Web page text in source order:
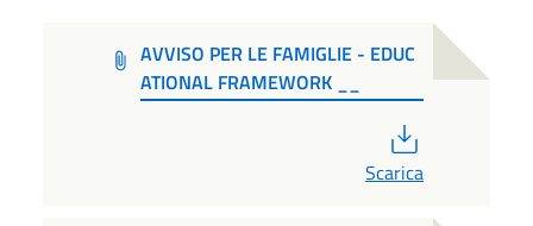
AVVISO PER LE FAMIGLIE - EDUC
ATIONAL FRAMEWORK __
Scarica